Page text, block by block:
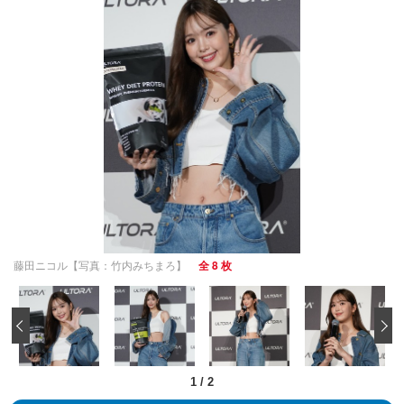
藤田ニコル【写真：竹内みちまろ】 全 8 枚
1 / 2
‹